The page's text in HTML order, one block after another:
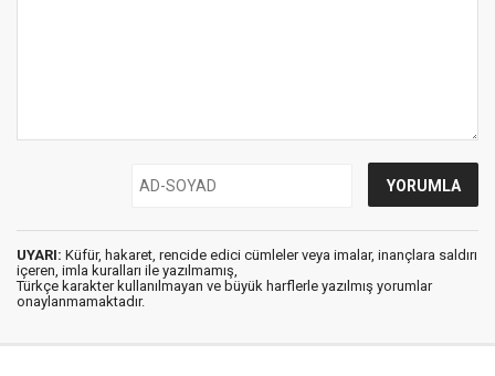
UYARI: Küfür, hakaret, rencide edici cümleler veya imalar, inançlara saldırı
içeren, imla kuralları ile yazılmamış,
Türkçe karakter kullanılmayan ve büyük harflerle yazılmış yorumlar
onaylanmamaktadır.